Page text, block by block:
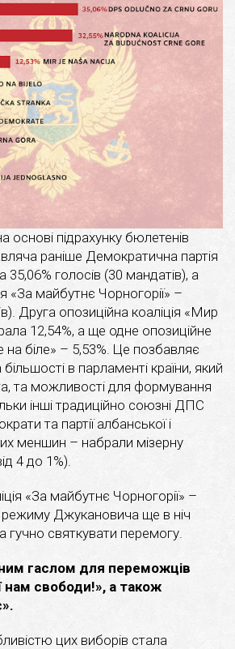
підрахунку бюлетенів
раніше Демократична партія
35,06% голосів (30 мандатів), а
«За майбутнє Чорногорії» –
Друга опозиційна коаліція «Мир
12,54%, а ще одне опозиційне
на біле» – 5,53%. Це позбавляє
в парламенті країни, який
та можливості для формування
інші традиційно союзні ДПС
та партії албанської і
меншин – набрали мізерну
4 до 1%).
«За майбутнє Чорногорії» –
Джукановича ще в ніч
гучно святкувати перемогу.
гаслом для переможців
нам свободи!», а також
цих виборів стала